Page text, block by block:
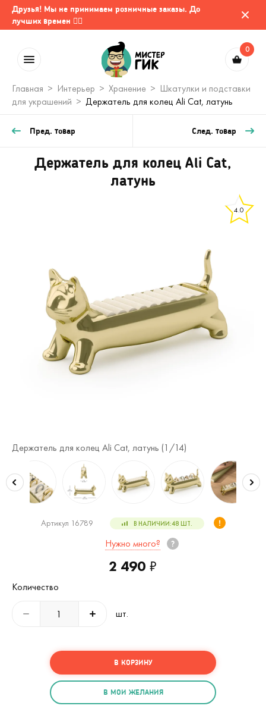
Друзья! Мы не принимаем розничные заказы. До
лучших времен 🤷‍♂️
0
Главная Интерьер Хранение
Шкатулки и подставки
для украшений
Держатель для колец Ali Cat, латунь
Пред. товар След. товар
Держатель для колец Ali Cat,
латунь
4.0
Держатель для колец Ali Cat, латунь (1 /14)
Артикул 16789 В НАЛИЧИИ:48ШТ.
Нужно много?
2 490 ₽
Количество
шт.
В КОРЗИНУ
В МОИ ЖЕЛАНИЯ